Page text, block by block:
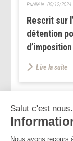
Rescrit sur
détention
Publié le :05/12/2024
Lire la suite
<< < ...